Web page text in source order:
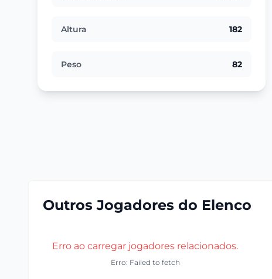
Altura 182
Peso 82
Outros Jogadores do Elenco
Erro ao carregar jogadores relacionados.
Erro: Failed to fetch